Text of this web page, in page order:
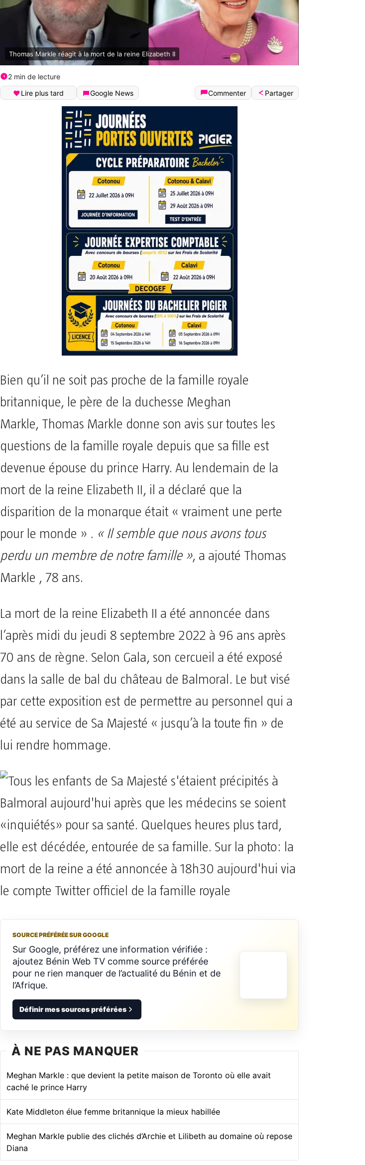
Thomas Markle réagit à la mort de la reine Elizabeth II
2 min de lecture
Lire plus tard
Google News Commenter Partager
Bien qu’il ne soit pas proche de la famille royale
britannique, le père de la duchesse Meghan
Markle, Thomas Markle donne son avis sur toutes les
questions de la famille royale depuis que sa fille est
devenue épouse du prince Harry. Au lendemain de la
mort de la reine Elizabeth II, il a déclaré que la
disparition de la monarque était « vraiment une perte
pour le monde » . « Il semble que nous avons tous
perdu un membre de notre famille », a ajouté Thomas
Markle , 78 ans.
La mort de la reine Elizabeth II a été annoncée dans
l’après midi du jeudi 8 septembre 2022 à 96 ans après
70 ans de règne. Selon Gala, son cercueil a été exposé
dans la salle de bal du château de Balmoral. Le but visé
par cette exposition est de permettre au personnel qui a
été au service de Sa Majesté « jusqu’à la toute fin » de
lui rendre hommage.
SOURCE PRÉFÉRÉE SUR GOOGLE
Sur Google, préférez une information vérifiée :
ajoutez Bénin Web TV comme source préférée
pour ne rien manquer de l’actualité du Bénin et de
l’Afrique.
Définir mes sources préférées
À NE PAS MANQUER
Meghan Markle : que devient la petite maison de Toronto où elle avait
caché le prince Harry
Kate Middleton élue femme britannique la mieux habillée
Meghan Markle publie des clichés d’Archie et Lilibeth au domaine où repose
Diana